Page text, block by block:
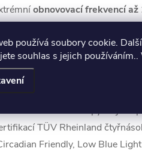
používá soubory cookie.
souhlas s jejich
obnovovací frekvencí až
extrémní hodnoty až 3
čitelnost na přímém
umí jas snížit až na
Vision Carese pyšní jako
TÜV Rheinland
Friendly, Low Blue